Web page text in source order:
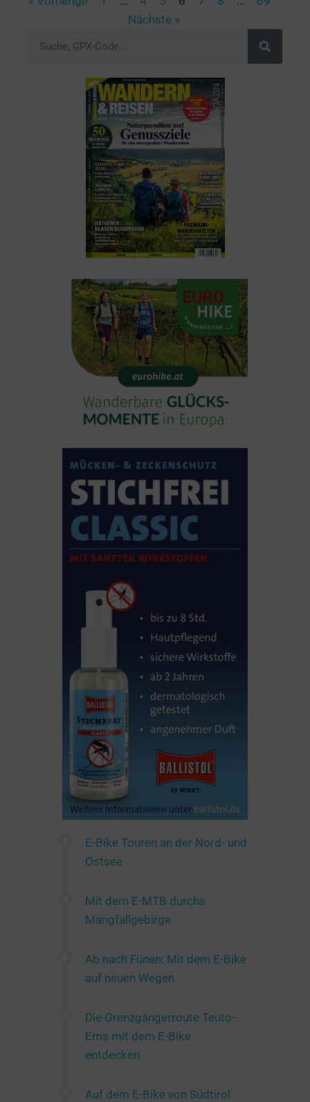
Nächste »
E-Bike Touren an der Nord- und
Ostsee
Mit dem E-MTB durchs
Mangfallgebirge
Ab nach Fünen: Mit dem E-Bike
auf neuen Wegen
Die Grenzgängerroute Teuto-
Ems mit dem E-Bike
entdecken
Auf dem E-Bike von Südtirol